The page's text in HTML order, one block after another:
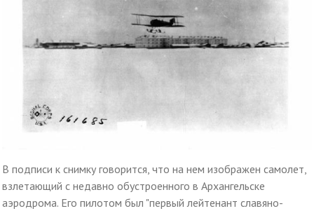
В подписи к снимку говорится, что на нем изображен самолет,
взлетающий с недавно обустроенного в Архангельске
аэродрома. Его пилотом был "первый лейтенант славяно-